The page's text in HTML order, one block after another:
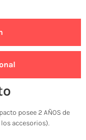
posee 2 AÑOS de
los accesorios).